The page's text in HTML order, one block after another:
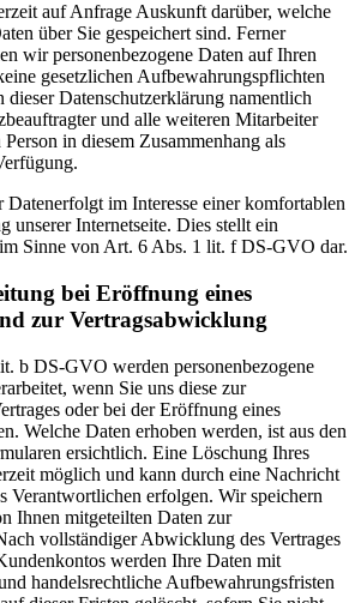
auf Anfrage Auskunft darüber, welche
über Sie gespeichert sind. Ferner
wir personenbezogene Daten auf Ihren
gesetzlichen Aufbewahrungspflichten
dieser Datenschutzerklärung namentlich
und alle weiteren Mitarbeiter
in diesem Zusammenhang als
im Interesse einer komfortablen
unserer Internetseite. Dies stellt ein
im Sinne von Art. 6 Abs. 1 lit. f DS-GVO dar.
bei Eröffnung eines
zur Vertragsabwicklung
b DS-GVO werden personenbezogene
wenn Sie uns diese zur
oder bei der Eröffnung eines
Welche Daten erhoben werden, ist aus den
ersichtlich. Eine Löschung Ihres
möglich und kann durch eine Nachricht
Verantwortlichen erfolgen. Wir speichern
Ihnen mitgeteilten Daten zur
vollständiger Abwicklung des Vertrages
werden Ihre Daten mit
handelsrechtliche Aufbewahrungsfristen